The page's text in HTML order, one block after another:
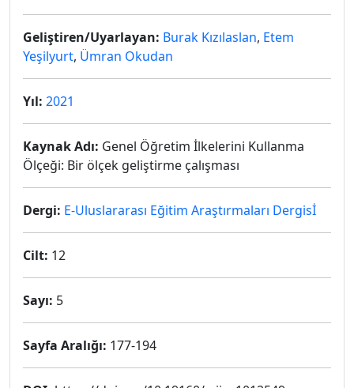
Geliştiren/Uyarlayan: Burak Kızılaslan, Etem
Yeşilyurt, Ümran Okudan
Yıl: 2021
Kaynak Adı: Genel Öğretim İlkelerini Kullanma
Ölçeği: Bir ölçek geliştirme çalışması
Dergi: E-Uluslararası Eğitim Araştırmaları Dergisİ
Cilt: 12
Sayı: 5
Sayfa Aralığı: 177-194